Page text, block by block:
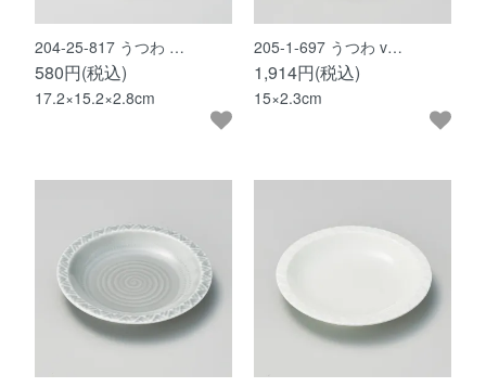
204-25-817 うつわ …
580円(税込)
17.2×15.2×2.8cm
205-1-697 うつわ v…
1,914円(税込)
15×2.3cm